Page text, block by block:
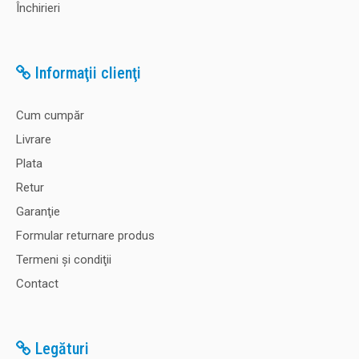
Închirieri
Informaţii clienţi
Cum cumpăr
Livrare
Plata
Retur
Garanţie
Formular returnare produs
Termeni şi condiţii
Contact
Legături